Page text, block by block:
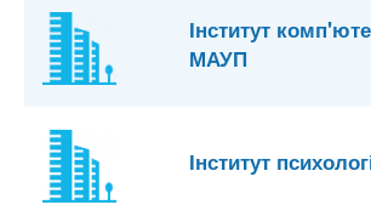
Інститут
МАУП
Інститут